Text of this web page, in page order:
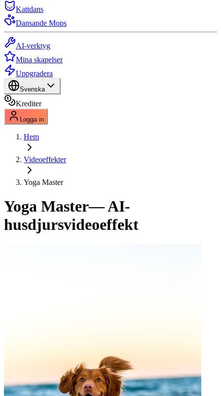
Kattdans
Dansande Mops
AI-verktyg
Mina skapelser
Uppgradera
Svenska
Krediter
Logga in
Hem
Videoeffekter
Yoga Master
Yoga Master— AI-
husdjursvideoeffekt